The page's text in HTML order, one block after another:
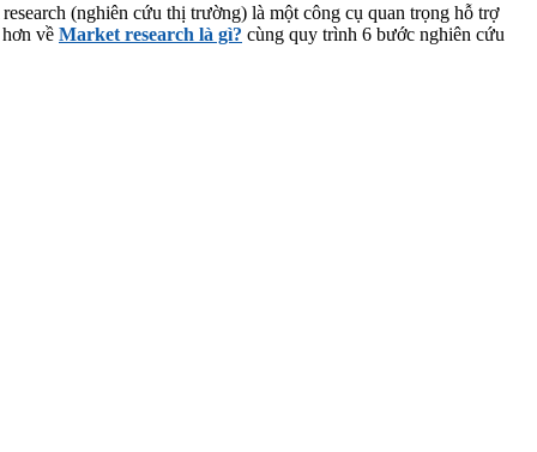
(nghiên cứu thị trường) là một công cụ quan trọng hỗ trợ
về Market research là gì? cùng quy trình 6 bước nghiên cứu